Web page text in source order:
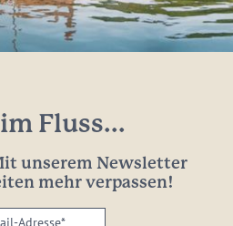
Fluss...
unserem Newsletter
mehr verpassen!